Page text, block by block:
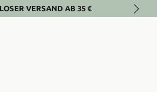
VERSAND AB 35 €